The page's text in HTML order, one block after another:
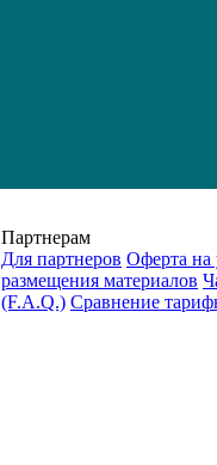
Партнерам
Для партнеров Оферта на
размещения материалов
(F.A.Q.) Cравнение